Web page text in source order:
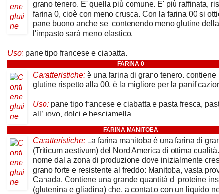
grano tenero. E' quella più comune. E' più raffinata,
farina 0, cioè con meno crusca. Con la farina 00 si
pane buono anche se, contenendo meno glutine
l'impasto sarà meno elastico.
Uso: pane tipo francese e ciabatta.
FARINA 0
Caratteristiche: è una farina di grano tenero, contiene
glutine rispetto alla 00, è la migliore per la
Uso: pane tipo francese e ciabatta e pasta fresca,
all’uovo, dolci e besciamella.
FARINA MANITOBA
Caratteristiche: La farina manitoba è una farina di
(Triticum aestivum) del Nord America di ottima
nome dalla zona di produzione dove inizialmente
grano forte e resistente al freddo: Manitoba, vasta
Canada. Contiene una grande quantità di proteine
(glutenina e gliadina) che, a contatto con un liquido